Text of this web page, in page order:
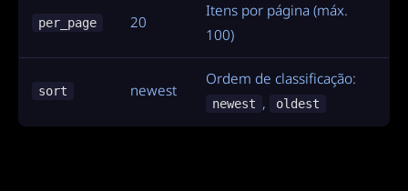
per_page 20
Itens por página (máx.
100)
sort newest
Ordem de classificação:
newest , oldest